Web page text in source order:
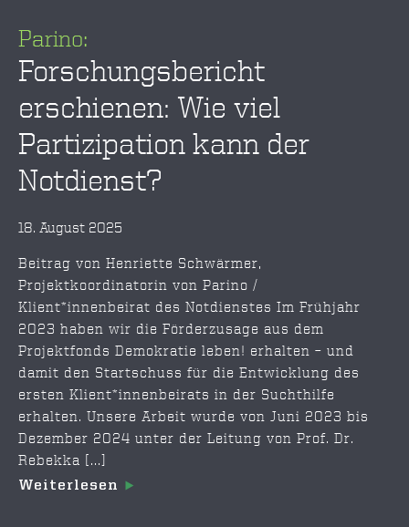
Parino:
Forschungsbericht
erschienen: Wie viel
Partizipation kann der
Notdienst?
18. August 2025
Beitrag von Henriette Schwärmer,
Projektkoordinatorin von Parino /
Klient*innenbeirat des Notdienstes Im Frühjahr
2023 haben wir die Förderzusage aus dem
Projektfonds Demokratie leben! erhalten – und
damit den Startschuss für die Entwicklung des
ersten Klient*innenbeirats in der Suchthilfe
erhalten. Unsere Arbeit wurde von Juni 2023 bis
Dezember 2024 unter der Leitung von Prof. Dr.
Rebekka [...]
Weiterlesen